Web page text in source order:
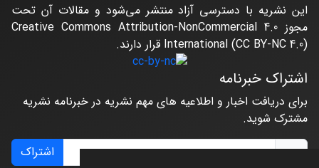
این نشریه با دسترسی آزاد منتشر می‌شود و مقالات آن تحت
مجوز Creative Commons Attribution-NonCommercial 4.0
International (CC BY-NC 4.0) قرار دارند.
اشتراک خبرنامه
برای دریافت اخبار و اطلاعیه های مهم نشریه در خبرنامه نشریه
مشترک شوید.
اشتراک